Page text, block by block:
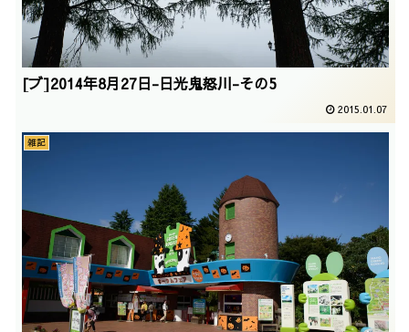
[ブ]2014年8月27日-日光鬼怒川-その5
2015.01.07
雑記